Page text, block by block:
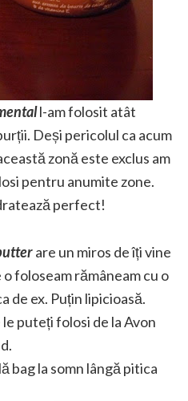
l-am folosit atât
Deși pericolul ca acum
zonă este exclus am
pentru anumite zone.
perfect!
are un miros de îți vine
foloseam rămâneam cu o
de ex. Puțin lipicioasă.
puteți folosi de la Avon
bag la somn lângă pitica